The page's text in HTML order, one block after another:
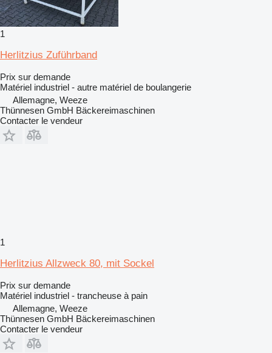
1
Herlitzius Zuführband
Prix sur demande
Matériel industriel - autre matériel de boulangerie
Allemagne, Weeze
Thünnesen GmbH Bäckereimaschinen
Contacter le vendeur
1
Herlitzius Allzweck 80, mit Sockel
Prix sur demande
Matériel industriel - trancheuse à pain
Allemagne, Weeze
Thünnesen GmbH Bäckereimaschinen
Contacter le vendeur